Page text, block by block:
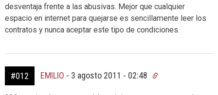
desventaja frente a las abusivas. Mejor que cualquier
espacio en internet para quejarse es sencillamente leer los
contratos y nunca aceptar este tipo de condiciones.
#012 EMILIO - 3 agosto 2011 - 02:48